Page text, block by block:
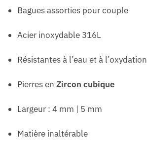
Bagues assorties pour couple
Acier inoxydable 316L
Résistantes à l’eau et à l’oxydation
Pierres en Zircon cubique
Largeur : 4 mm | 5 mm
Matière inaltérable